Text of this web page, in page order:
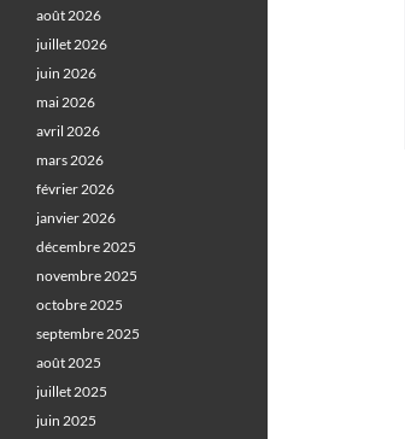
août 2026
juillet 2026
juin 2026
mai 2026
avril 2026
mars 2026
février 2026
janvier 2026
décembre 2025
novembre 2025
octobre 2025
septembre 2025
août 2025
juillet 2025
juin 2025